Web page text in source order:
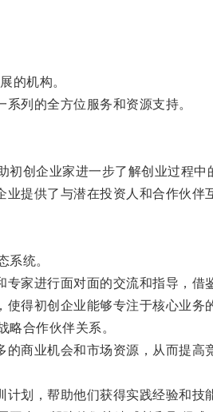
的机构。
列的全方位服务和资源支持。
企业家进一步了解创业过程中
供了与潜在投资人和合作伙伴
统。
进行面对面的交流和指导，借
初创企业能够专注于核心业务
合作伙伴关系。
业机会和市场资源，从而提高
划，帮助他们获得实践经验和技